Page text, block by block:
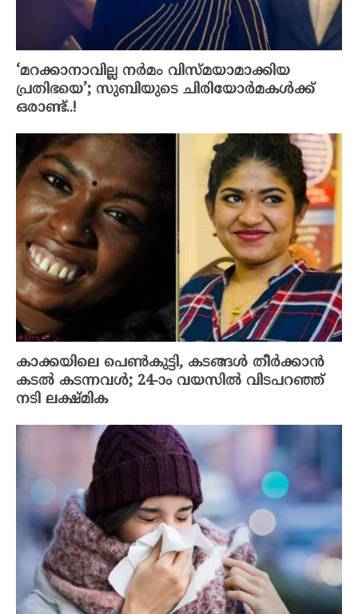
‘മറക്കാനാവില്ല നർമം വിസ്മയാമാക്കിയ
പ്രതിഭയെ’; സുബിയുടെ ചിരിയോർമകൾക്ക്
ഒരാണ്ട്..!
കാക്കയിലെ പെൺകുട്ടി, കടങ്ങൾ തീർക്കാൻ
കടൽ കടന്നവൾ; 24-ാം വയസിൽ വിടപറഞ്ഞ്
നടി ലക്ഷ്മിക